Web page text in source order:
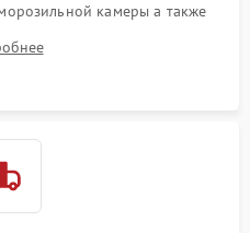
камеры а также